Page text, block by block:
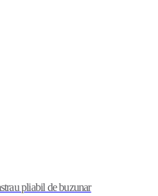
pliabil de buzunar